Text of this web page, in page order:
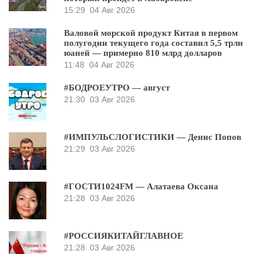
15:29 04 Авг 2026
Валовой морской продукт Китая в первом
полугодии текущего года составил 5,5 трлн
юаней — примерно 810 млрд долларов
11:48 04 Авг 2026
#БОДРОЕУТРО — август
21:30 03 Авг 2026
#ИМПУЛЬСЛОГИСТИКИ — Денис Попов
21:29 03 Авг 2026
#ГОСТИ1024FM — Алатаева Оксана
21:28 03 Авг 2026
#РОССИЯКИТАЙГЛАВНОЕ
21:28 03 Авг 2026